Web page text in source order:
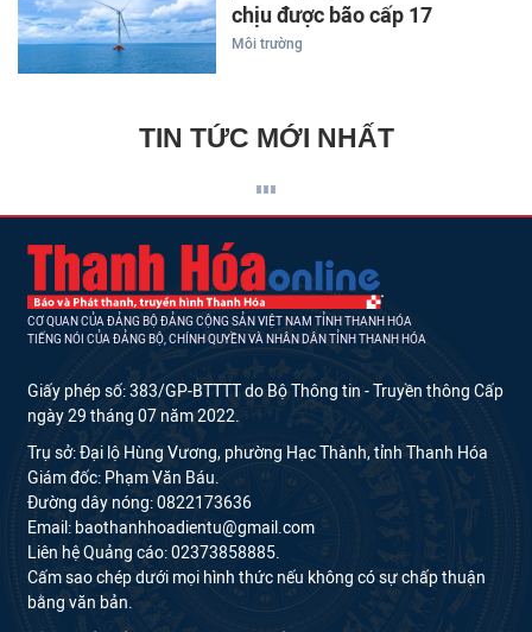
chịu được bão cấp 17
Môi trường
TIN TỨC MỚI NHẤT
CƠ QUAN CỦA ĐẢNG BỘ ĐẢNG CỘNG SẢN VIỆT NAM TỈNH THANH HÓA
TIẾNG NÓI CỦA ĐẢNG BỘ, CHÍNH QUYỀN VÀ NHÂN DÂN TỈNH THANH HÓA
Giấy phép số: 383/GP-BTTTT do Bộ Thông tin - Truyền thông Cấp
ngày 29 tháng 07 năm 2022.
Trụ sở: Đại lộ Hùng Vương, phường Hạc Thành, tỉnh Thanh Hóa
Giám đốc: Phạm Văn Báu.
Đường dây nóng: 0822173636
Email: baothanhhoadientu@gmail.com
Liên hệ Quảng cáo: 02373858885.
Cấm sao chép dưới mọi hình thức nếu không có sự chấp thuận
bằng văn bản.